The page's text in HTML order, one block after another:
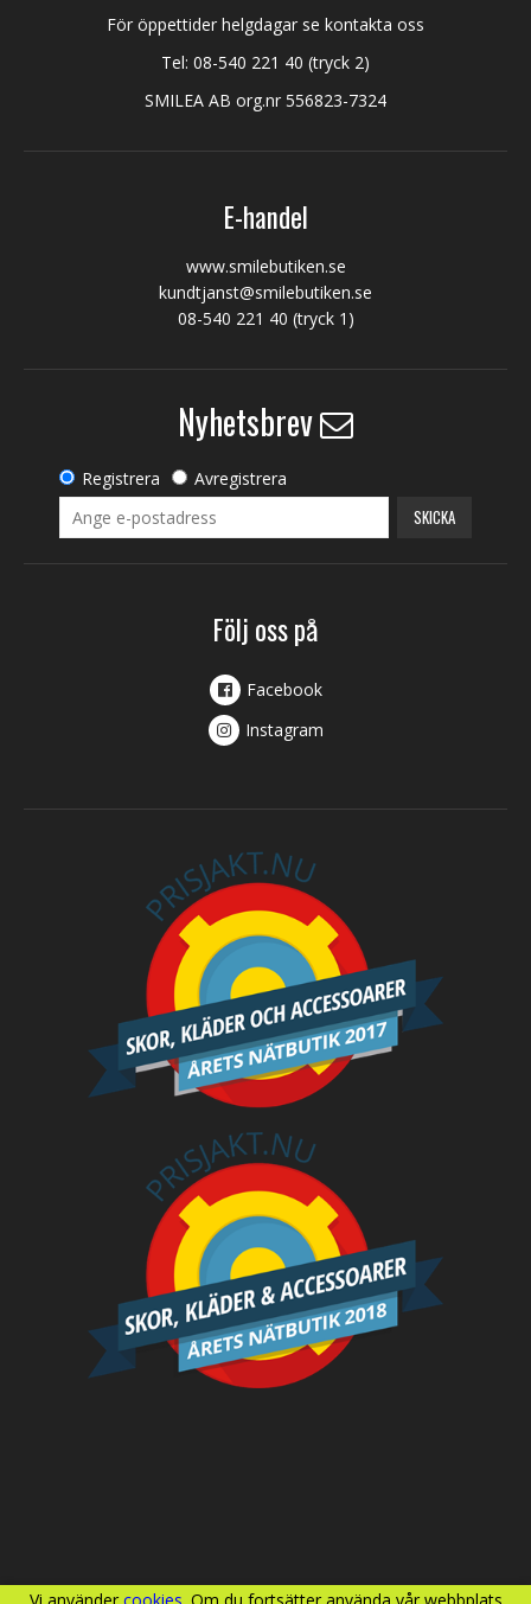
För öppettider helgdagar se kontakta oss
Tel: 08-540 221 40 (tryck 2)
SMILEA AB org.nr 556823-7324
E-handel
www.smilebutiken.se
kundtjanst@smilebutiken.se
08-540 221 40 (tryck 1)
Nyhetsbrev
Registrera Avregistrera
SKICKA
Följ oss på
Facebook
Instagram